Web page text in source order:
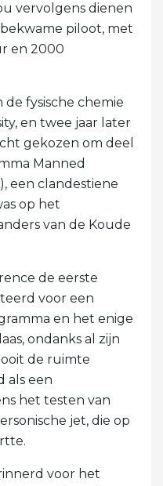
vervolgens dienen
piloot, met
en 2000
de fysische chemie
en twee jaar later
gekozen om deel
Manned
een clandestiene
op het
van de Koude
de eerste
voor een
en het enige
ondanks al zijn
de ruimte
als een
het testen van
jet, die op
voor het